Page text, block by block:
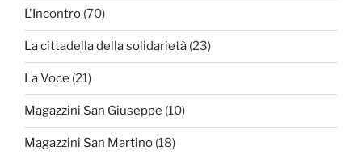
L'Incontro (70)
La cittadella della solidarietà (23)
La Voce (21)
Magazzini San Giuseppe (10)
Magazzini San Martino (18)